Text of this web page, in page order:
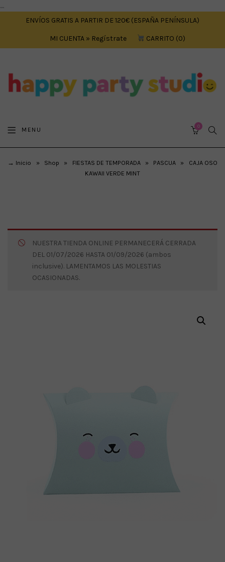
....
ENVÍOS GRATIS A PARTIR DE 120€ (ESPAÑA PENÍNSULA)
MI CUENTA » Regístrate CARRITO 0
MENU 0
→ Inicio » Shop » FIESTAS DE TEMPORADA » PASCUA »
CAJA OSO
KAWAII VERDE MINT
NUESTRA TIENDA ONLINE PERMANECERÁ CERRADA
DEL 01/07/2026 HASTA 01/09/2026 (ambos
inclusive). LAMENTAMOS LAS MOLESTIAS
OCASIONADAS.